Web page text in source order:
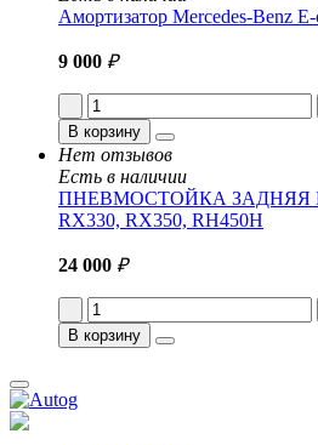
Амортизатор Mercedes-Benz
9 000 ₽
В корзину
Нет отзывов
Есть в наличии
ПНЕВМОСТОЙКА ЗАДНЯЯ
RX330, RX350, RH450H
24 000 ₽
В корзину